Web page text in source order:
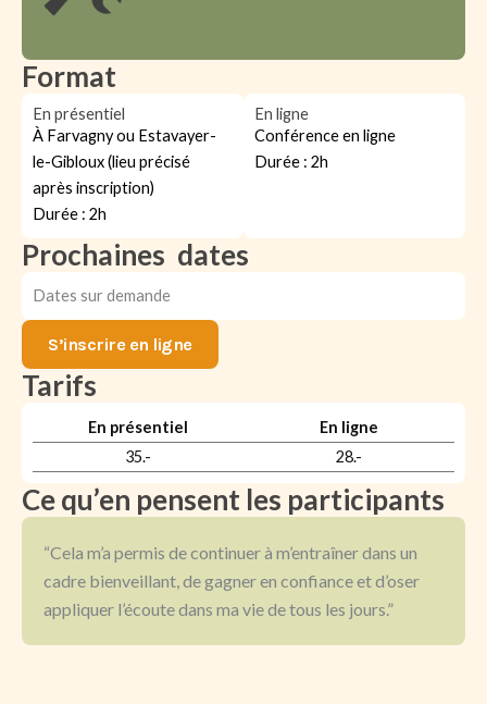
Format
En présentiel
À Farvagny ou Estavayer-
le-Gibloux (lieu précisé
après inscription)
Durée : 2h
En ligne
Conférence en ligne
Durée : 2h
Prochaines dates
Dates sur demande
S’inscrire en ligne
Tarifs
En présentiel
En ligne
35.-
28.-
Ce qu’en pensent les participants
“Cela m’a permis de continuer à m’entraîner dans un
cadre bienveillant, de gagner en confiance et d’oser
appliquer l’écoute dans ma vie de tous les jours.”